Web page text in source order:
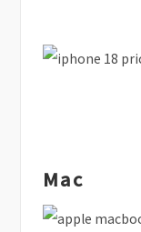
Mac